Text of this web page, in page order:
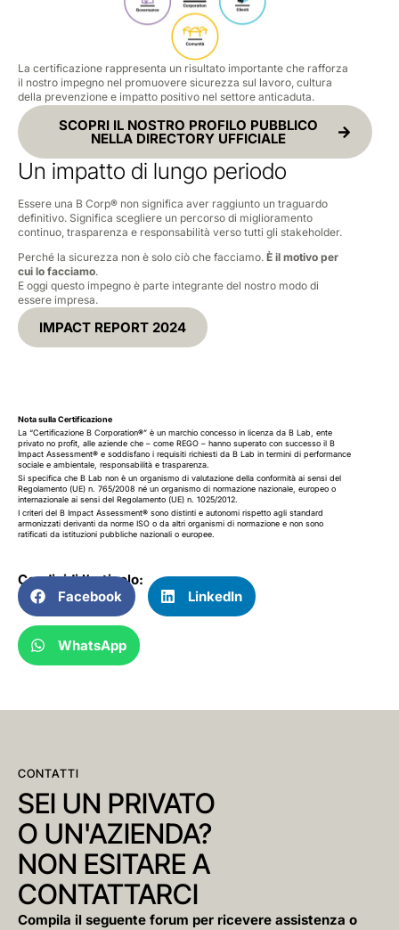
La certificazione rappresenta un risultato importante che rafforza
il nostro impegno nel promuovere sicurezza sul lavoro, cultura
della prevenzione e impatto positivo nel settore anticaduta.
SCOPRI IL NOSTRO PROFILO PUBBLICO
NELLA DIRECTORY UFFICIALE
Un impatto di lungo periodo
Essere una B Corp® non significa aver raggiunto un traguardo
definitivo. Significa scegliere un percorso di miglioramento
continuo, trasparenza e responsabilità verso tutti gli stakeholder.
Perché la sicurezza non è solo ciò che facciamo. È il motivo per
cui lo facciamo.
E oggi questo impegno è parte integrante del nostro modo di
essere impresa.
IMPACT REPORT 2024
Nota sulla Certificazione
La “Certificazione B Corporation®” è un marchio concesso in licenza da B Lab, ente
privato no profit, alle aziende che – come REGO – hanno superato con successo il B
Impact Assessment® e soddisfano i requisiti richiesti da B Lab in termini di performance
sociale e ambientale, responsabilità e trasparenza.
Si specifica che B Lab non è un organismo di valutazione della conformità ai sensi del
Regolamento (UE) n. 765/2008 né un organismo di normazione nazionale, europeo o
internazionale ai sensi del Regolamento (UE) n. 1025/2012.
I criteri del B Impact Assessment® sono distinti e autonomi rispetto agli standard
armonizzati derivanti da norme ISO o da altri organismi di normazione e non sono
ratificati da istituzioni pubbliche nazionali o europee.
Condividi l’articolo:
Facebook
LinkedIn
WhatsApp
CONTATTI
SEI UN PRIVATO
O UN'AZIENDA?
NON ESITARE A
CONTATTARCI
Compila il seguente forum per ricevere assistenza o